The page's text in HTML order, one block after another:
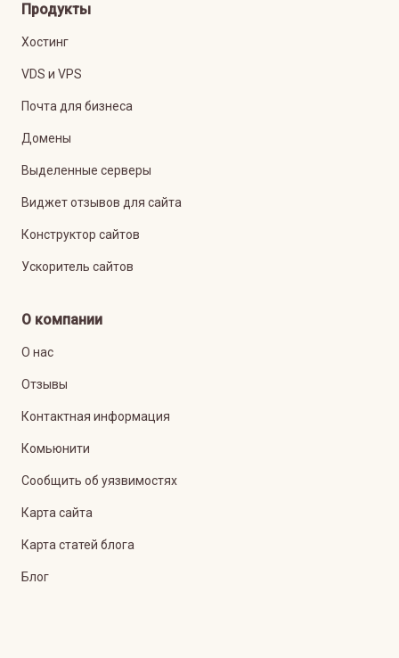
Продукты
Хостинг
VDS и VPS
Почта для бизнеса
Домены
Выделенные серверы
Виджет отзывов для сайта
Конструктор сайтов
Ускоритель сайтов
О компании
О нас
Отзывы
Контактная информация
Комьюнити
Сообщить об уязвимостях
Карта сайта
Карта статей блога
Блог